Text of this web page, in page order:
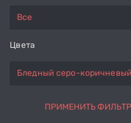
Все
Цвета
Бледный серо-коричневый
ПРИМЕНИТЬ